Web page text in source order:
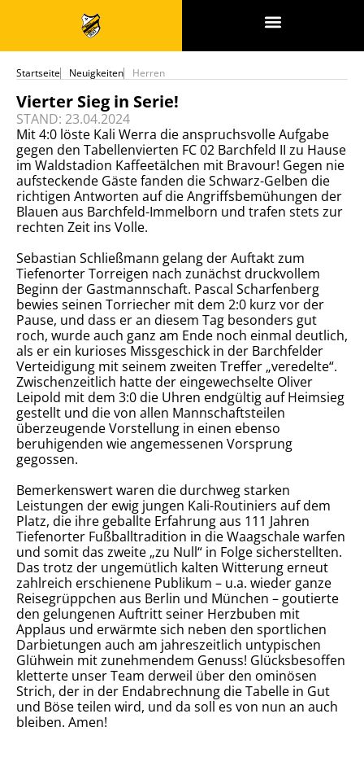
Startseite Neuigkeiten Herren
Vierter Sieg in Serie!
STAND: 23.04.2024
Mit 4:0 löste Kali Werra die anspruchsvolle Aufgabe
gegen den Tabellenvierten FC 02 Barchfeld II zu Hause
im Waldstadion Kaffeetälchen mit Bravour! Gegen nie
aufsteckende Gäste fanden die Schwarz-Gelben die
richtigen Antworten auf die Angriffsbemühungen der
Blauen aus Barchfeld-Immelborn und trafen stets zur
rechten Zeit ins Volle.
Sebastian Schließmann gelang der Auftakt zum
Tiefenorter Torreigen nach zunächst druckvollem
Beginn der Gastmannschaft. Pascal Scharfenberg
bewies seinen Torriecher mit dem 2:0 kurz vor der
Pause, und dass er an diesem Tag besonders gut
roch, wurde auch ganz am Ende noch einmal deutlich,
als er ein kurioses Missgeschick in der Barchfelder
Verteidigung mit seinem zweiten Treffer „veredelte“.
Zwischenzeitlich hatte der eingewechselte Oliver
Leipold mit dem 3:0 die Uhren endgültig auf Heimsieg
gestellt und die von allen Mannschaftsteilen
überzeugende Vorstellung in einen ebenso
beruhigenden wie angemessenen Vorsprung
gegossen.
Bemerkenswert waren die durchweg starken
Leistungen der ewig jungen Kali-Routiniers auf dem
Platz, die ihre geballte Erfahrung aus 111 Jahren
Tiefenorter Fußballtradition in die Waagschale warfen
und somit das zweite „zu Null“ in Folge sicherstellten.
Das trotz der ungemütlich kalten Witterung erneut
zahlreich erschienene Publikum – u.a. wieder ganze
Reisegrüppchen aus Berlin und München – goutierte
den gelungenen Auftritt seiner Herzbuben mit
Applaus und erwärmte sich neben den sportlichen
Darbietungen auch am jahreszeitlich untypischen
Glühwein mit zunehmendem Genuss! Glücksbesoffen
kletterte unser Team derweil über den ominösen
Strich, der in der Endabrechnung die Tabelle in Gut
und Böse teilen wird, und da soll es von nun an auch
bleiben. Amen!